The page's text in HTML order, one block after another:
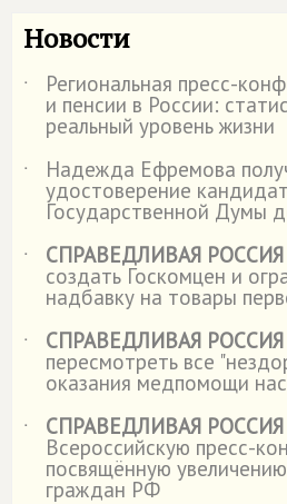
Новости
˙ Региональная пресс-
и пенсии в России:
реальный уровень жизни
˙
Надежда Ефремова
удостоверение
Государственной Думы
˙
СПРАВЕДЛИВАЯ РОССИЯ
создать Госкомцен и
надбавку на товары
˙
СПРАВЕДЛИВАЯ РОССИЯ
пересмотреть все
оказания медпомощи
˙
СПРАВЕДЛИВАЯ РОССИЯ
Всероссийскую пресс-
посвящённую
граждан РФ